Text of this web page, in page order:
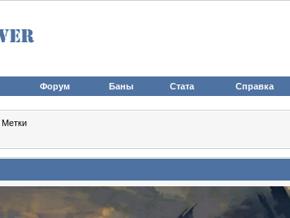
Форум Баны Стата Справка
Метки